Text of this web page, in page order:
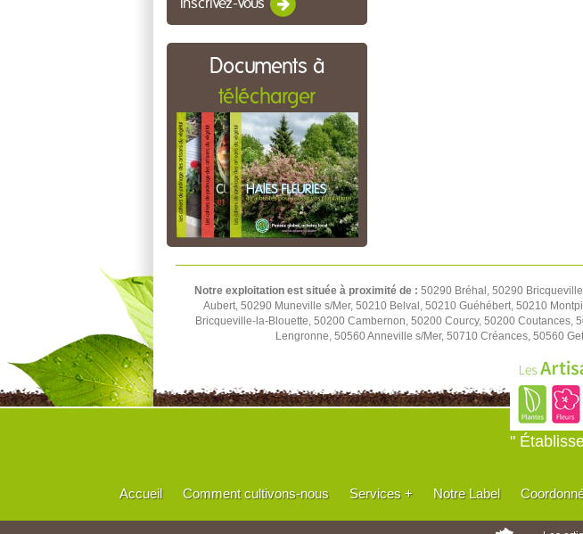
Inscrivez-vous
Documents à
télécharger
Notre exploitation est située à proximité de : 50290 Bréhal, 50290
Aubert, 50290 Muneville s/Mer, 50210 Belval, 50210 Guéhébert, 50210
Bricqueville-la-Blouette, 50200 Cambernon, 50200 Courcy, 50200
Lengronne, 50560 Anneville s/Mer, 50710 Créances, 50560
"
Accueil Comment cultivons-nous Services + Notre Label